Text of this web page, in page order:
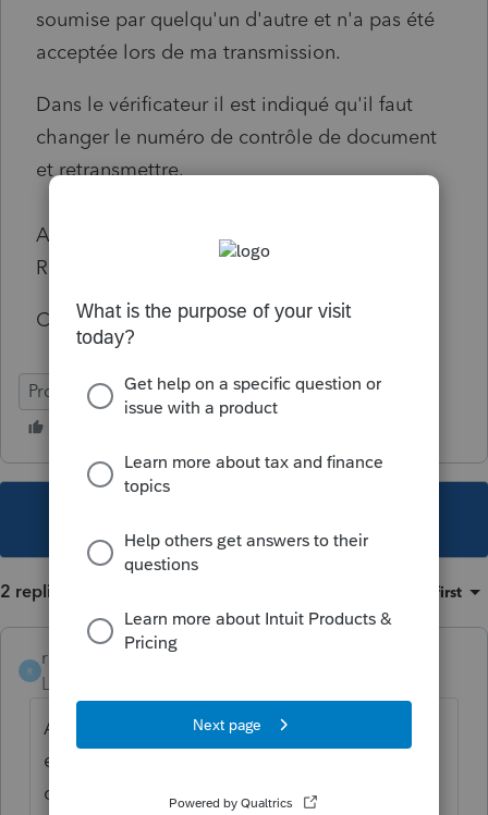
soumise par quelqu'un d'autre et n'a pas été
acceptée lors de ma transmission.
Dans le vérificateur il est indiqué qu'il faut
changer le numéro de contrôle de document
et retransmettre.
Actuellement le statut de mon fichier est:
REJETÉ.
Comment rectifier la situation svp?
ProFile (Canada)
2 replies Oldest first
R
rayfic59
Level 3
As tu essayé d'aller dans enregistré et
ensuite voir si la case ARC / erreurs est
coché. Si oui décoché et essaie de